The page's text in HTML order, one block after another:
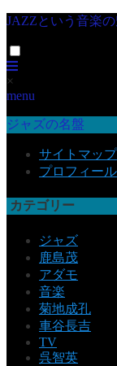
JAZZという音楽
×
menu
ジャズの名盤
サイトマップ
プロフィール
カテゴリー
ジャズ
鹿島茂
アダモ
音楽
菊地成孔
車谷長吉
TV
呉智英